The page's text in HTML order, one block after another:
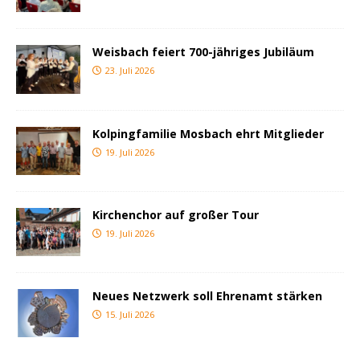
Weisbach feiert 700-jähriges Jubiläum
23. Juli 2026
Kolpingfamilie Mosbach ehrt Mitglieder
19. Juli 2026
Kirchenchor auf großer Tour
19. Juli 2026
Neues Netzwerk soll Ehrenamt stärken
15. Juli 2026